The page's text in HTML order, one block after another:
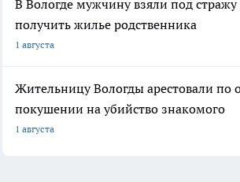
В Вологде мужчину взяли под
получить жилье родственника
1 августа
Жительницу Вологды арестовали по
покушении на убийство знакомого
1 августа